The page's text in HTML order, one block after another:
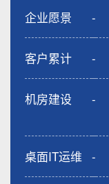
企业愿景 -
客户累计 -
机房建设 -
桌面IT运维 -